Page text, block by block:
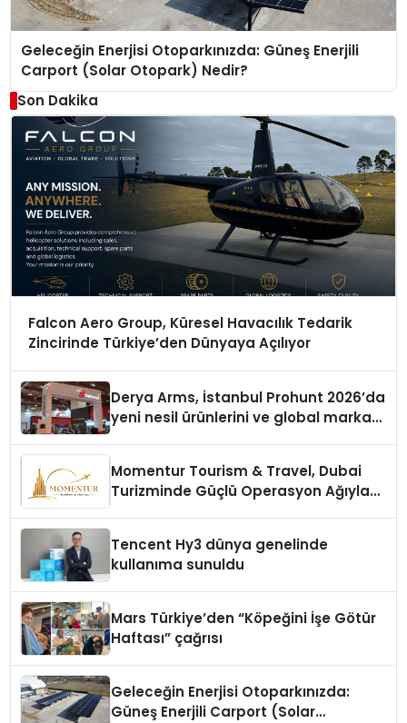
Geleceğin Enerjisi Otoparkınızda: Güneş Enerjili
Carport (Solar Otopark) Nedir?
Son Dakika
Falcon Aero Group, Küresel Havacılık Tedarik
Zincirinde Türkiye’den Dünyaya Açılıyor
Derya Arms, İstanbul Prohunt 2026’da
yeni nesil ürünlerini ve global marka
Momentur Tourism & Travel, Dubai
Turizminde Güçlü Operasyon Ağıyla
Tencent Hy3 dünya genelinde
kullanıma sunuldu
Mars Türkiye’den “Köpeğini İşe Götür
Haftası” çağrısı
Geleceğin Enerjisi Otoparkınızda:
Güneş Enerjili Carport (Solar